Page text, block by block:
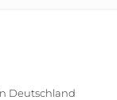
Deutschland